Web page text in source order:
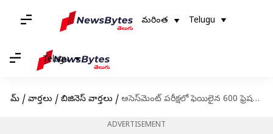
మరింత Telugu
Telugu
హోమ్ / వార్తలు / బిజినెస్ వార్తలు / అసెస్‌మెంట్ పరీక్షలో ఫెయిలైన 600 ఫ్రెషర్స్ ను తొలగించిన ఇన్ఫోసిస్ సంస్థ
ADVERTISEMENT